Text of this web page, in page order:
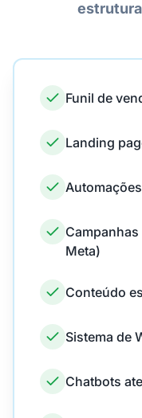
Funil de
Landing
Meta)
Conteúdo
Sistema de
Chatbots